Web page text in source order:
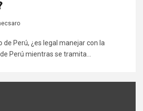
de Perú, ¿es legal manejar con la
Perú mientras se tramita...